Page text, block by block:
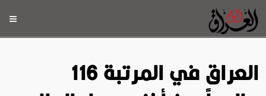
العراق في المرتبة 116